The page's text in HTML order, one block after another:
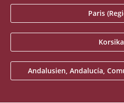
Paris
Korsika
Andalusien, Andalucía,